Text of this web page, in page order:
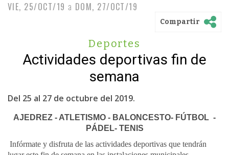
VIE, 25/OCT/19 a DOM, 27/OCT/19
Compartir
Deportes
Actividades deportivas fin de
semana
Del 25 al 27 de octubre del 2019.
AJEDREZ - ATLETISMO - BALONCESTO- FÚTBOL -
PÁDEL- TENIS
Infórmate y disfruta de las actividades deportivas que tendrán